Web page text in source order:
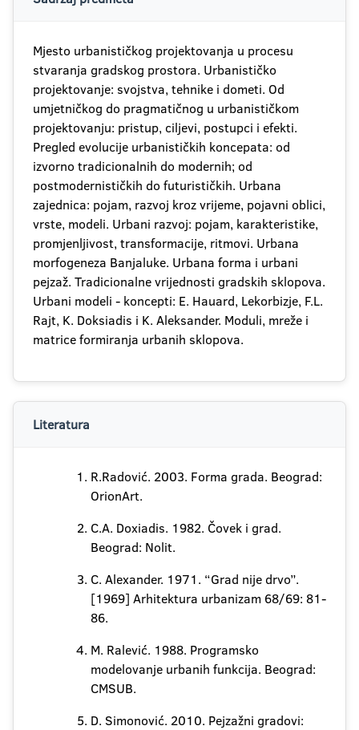
Mjesto urbanističkog projektovanja u procesu
stvaranja gradskog prostora. Urbanističko
projektovanje: svojstva, tehnike i dometi. Od
umjetničkog do pragmatičnog u urbanističkom
projektovanju: pristup, ciljevi, postupci i efekti.
Pregled evolucije urbanističkih koncepata: od
izvorno tradicionalnih do modernih; od
postmodernističkih do futurističkih. Urbana
zajednica: pojam, razvoj kroz vrijeme, pojavni oblici,
vrste, modeli. Urbani razvoj: pojam, karakteristike,
promjenljivost, transformacije, ritmovi. Urbana
morfogeneza Banjaluke. Urbana forma i urbani
pejzaž. Tradicionalne vrijednosti gradskih sklopova.
Urbani modeli - koncepti: E. Hauard, Lekorbizje, F.L.
Rajt, K. Doksiadis i K. Aleksander. Moduli, mreže i
matrice formiranja urbanih sklopova.
Literatura
R.Radović. 2003. Forma grada. Beograd:
OrionArt.
C.A. Doxiadis. 1982. Čovek i grad.
Beograd: Nolit.
C. Alexander. 1971. “Grad nije drvo”.
[1969] Arhitektura urbanizam 68/69: 81-
86.
M. Ralević. 1988. Programsko
modelovanje urbanih funkcija. Beograd:
CMSUB.
D. Simonović. 2010. Pejzažni gradovi: